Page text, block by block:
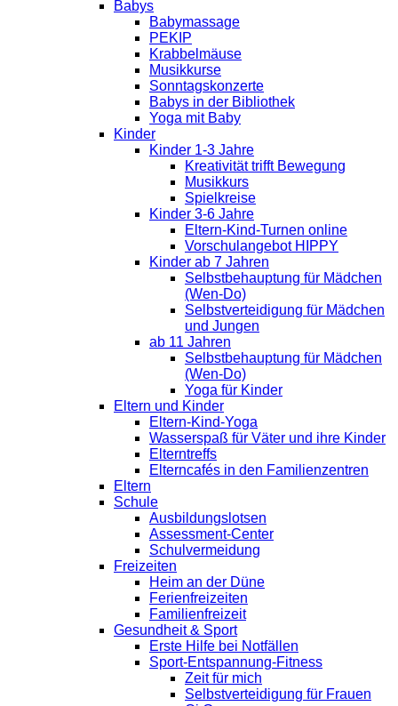
Babys
Babymassage
PEKIP
Krabbelmäuse
Musikkurse
Sonntagskonzerte
Babys in der Bibliothek
Yoga mit Baby
Kinder
Kinder 1-3 Jahre
Kreativität trifft Bewegung
Musikkurs
Spielkreise
Kinder 3-6 Jahre
Eltern-Kind-Turnen online
Vorschulangebot HIPPY
Kinder ab 7 Jahren
Selbstbehauptung für Mädchen
(Wen-Do)
Selbstverteidigung für Mädchen
und Jungen
ab 11 Jahren
Selbstbehauptung für Mädchen
(Wen-Do)
Yoga für Kinder
Eltern und Kinder
Eltern-Kind-Yoga
Wasserspaß für Väter und ihre Kinder
Elterntreffs
Elterncafés in den Familienzentren
Eltern
Schule
Ausbildungslotsen
Assessment-Center
Schulvermeidung
Freizeiten
Heim an der Düne
Ferienfreizeiten
Familienfreizeit
Gesundheit & Sport
Erste Hilfe bei Notfällen
Sport-Entspannung-Fitness
Zeit für mich
Selbstverteidigung für Frauen